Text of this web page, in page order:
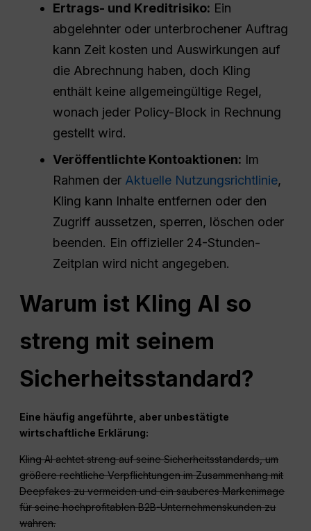
Ertrags- und Kreditrisiko: Ein
abgelehnter oder unterbrochener Auftrag
kann Zeit kosten und Auswirkungen auf
die Abrechnung haben, doch Kling
enthält keine allgemeingültige Regel,
wonach jeder Policy-Block in Rechnung
gestellt wird.
Veröffentlichte Kontoaktionen: Im
Rahmen der Aktuelle Nutzungsrichtlinie,
Kling kann Inhalte entfernen oder den
Zugriff aussetzen, sperren, löschen oder
beenden. Ein offizieller 24-Stunden-
Zeitplan wird nicht angegeben.
Warum ist Kling AI so
streng mit seinem
Sicherheitsstandard?
Eine häufig angeführte, aber unbestätigte
wirtschaftliche Erklärung:
Kling AI achtet streng auf seine Sicherheitsstandards, um
größere rechtliche Verpflichtungen im Zusammenhang mit
Deepfakes zu vermeiden und ein sauberes Markenimage
für seine hochprofitablen B2B-Unternehmenskunden zu
wahren.